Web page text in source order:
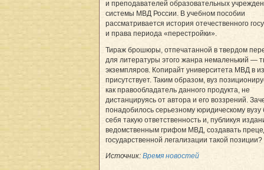
и преподавателей образовательных
системы МВД России. В учебном пособии
рассматривается история отечественного
и права периода «перестройки».
Тираж брошюры, отпечатанной в твердом
для литературы этого жанра немаленький —
экземпляров. Копирайт университета МВД в
присутствует. Таким образом, вуз
как правообладатель данного продукта, не
дистанцируясь от автора и его воззрений.
понадобилось серьезному юридическому вузу
себя такую ответственность и, публикуя
ведомственным грифом МВД, создавать
государственной легализации такой позиции?
Источник: Время новостей